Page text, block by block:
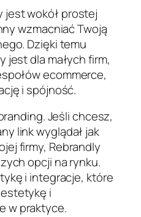
jest wokół prostej
wzmacniać Twoją
Dzięki temu
jest dla małych firm,
ecommerce,
i spójność.
Jeśli chcesz,
link wyglądał jak
firmy, Rebrandly
opcji na rynku.
i integracje, które
i
w praktyce.